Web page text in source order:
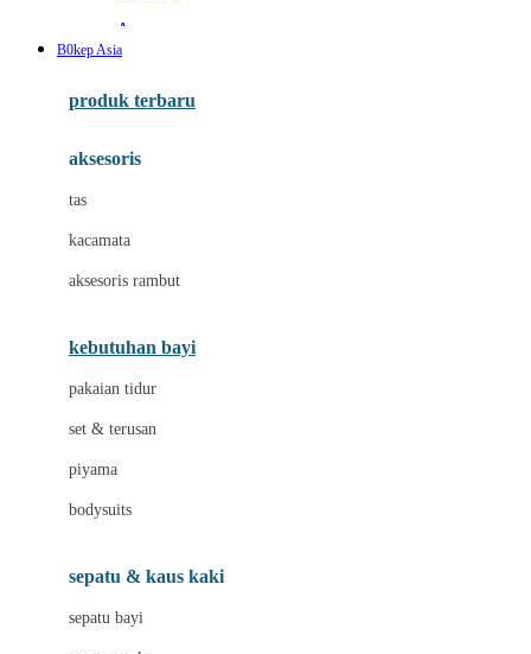
Awan
Baabaasheepz
Baby Dove
Baby Jogger
Beauty Barn
Bio Oil
Biolane
B0kep Asia
produk terbaru
aksesoris
tas
kacamata
aksesoris rambut
kebutuhan bayi
pakaian tidur
set & terusan
piyama
bodysuits
sepatu & kaus kaki
sepatu bayi